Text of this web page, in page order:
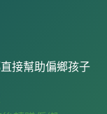
接幫助偏鄉孩子